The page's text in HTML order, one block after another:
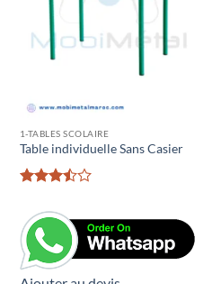
1-TABLES SCOLAIRE
Table individuelle Sans Casier
3.5out
of 5